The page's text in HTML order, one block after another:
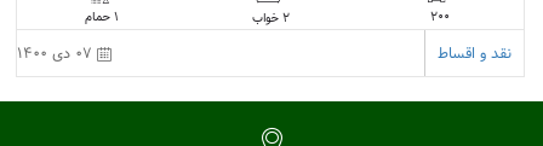
200 2 خواب 1 حمام
07 دی 1400 نقد و اقساط